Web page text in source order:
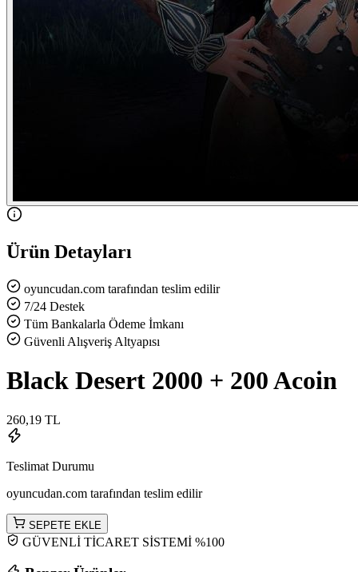
Ürün Detayları
oyuncudan.com tarafından teslim edilir
7/24 Destek
Tüm Bankalarla Ödeme İmkanı
Güvenli Alışveriş Altyapısı
Black Desert 2000 + 200 Acoin
260,19 TL
Teslimat Durumu
oyuncudan.com tarafından teslim edilir
SEPETE EKLE
GÜVENLİ TİCARET SİSTEMİ %100